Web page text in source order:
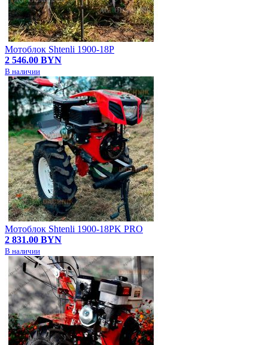
Мотоблок Shtenli 1900-18P
2 546.00 BYN
В наличии
Мотоблок Shtenli 1900-18PK PRO
2 831.00 BYN
В наличии